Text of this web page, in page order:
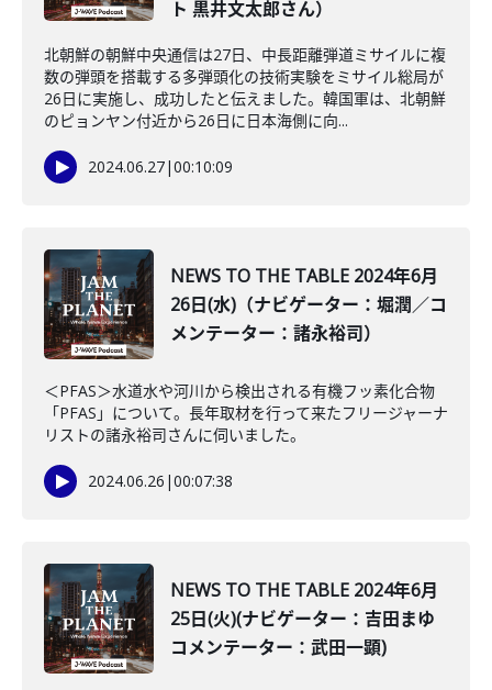
ト 黒井文太郎さん）
北朝鮮の朝鮮中央通信は27日、中長距離弾道ミサイルに複
数の弾頭を搭載する多弾頭化の技術実験をミサイル総局が
26日に実施し、成功したと伝えました。韓国軍は、北朝鮮
のピョンヤン付近から26日に日本海側に向...
2024.06.27|00:10:09
NEWS TO THE TABLE 2024年6月
26日(水)（ナビゲーター：堀潤／コ
メンテーター：諸永裕司）
＜PFAS＞水道水や河川から検出される有機フッ素化合物
「PFAS」について。長年取材を行って来たフリージャーナ
リストの諸永裕司さんに伺いました。
2024.06.26 |00:07:38
NEWS TO THE TABLE 2024年6月
25日(火)(ナビゲーター：吉田まゆ
コメンテーター：武田一顕)